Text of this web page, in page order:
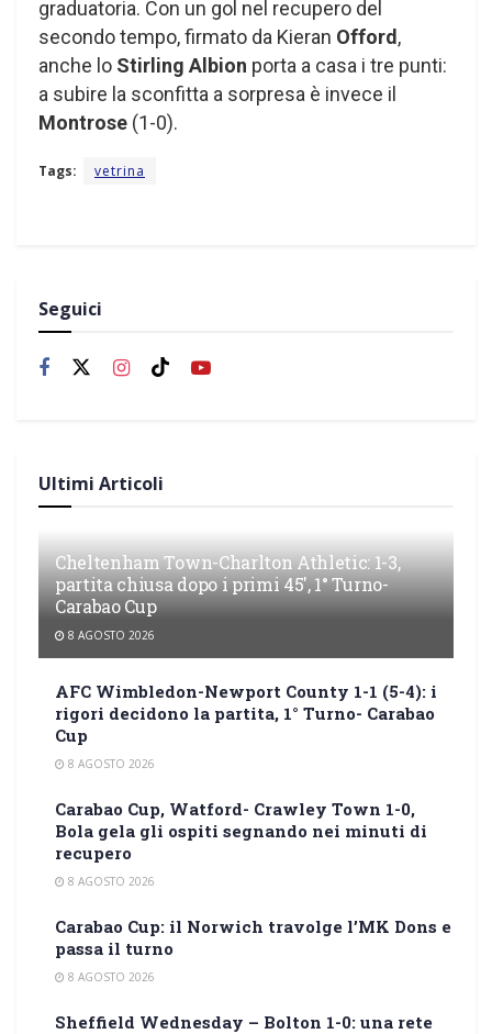
graduatoria. Con un gol nel recupero del
secondo tempo, firmato da Kieran Offord,
anche lo Stirling Albion porta a casa i tre punti:
a subire la sconfitta a sorpresa è invece il
Montrose (1-0).
Tags: vetrina
Seguici
Ultimi Articoli
Cheltenham Town-Charlton Athletic: 1-3,
partita chiusa dopo i primi 45′, 1° Turno-
Carabao Cup
8 AGOSTO 2026
AFC Wimbledon-Newport County 1-1 (5-4): i
rigori decidono la partita, 1° Turno- Carabao
Cup
8 AGOSTO 2026
Carabao Cup, Watford- Crawley Town 1-0,
Bola gela gli ospiti segnando nei minuti di
recupero
8 AGOSTO 2026
Carabao Cup: il Norwich travolge l’MK Dons e
passa il turno
8 AGOSTO 2026
Sheffield Wednesday – Bolton 1-0: una rete